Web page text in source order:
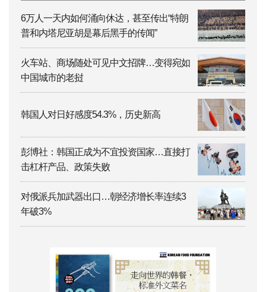
6万人一天内如何涌向休达，甚至传出“特朗
普和内塔尼亚胡是幕后黑手的传闻”
火车站、商场随处可见中文招牌…变得宛如
中国城市的老挝
韩国人对日好感度54.3%，历史新高
彭博社：韩国正成为不宜投资国家…直接打
击杠杆产品、政策失败
对俄派兵加武器出口…朝经济增长率连续3
年破3%